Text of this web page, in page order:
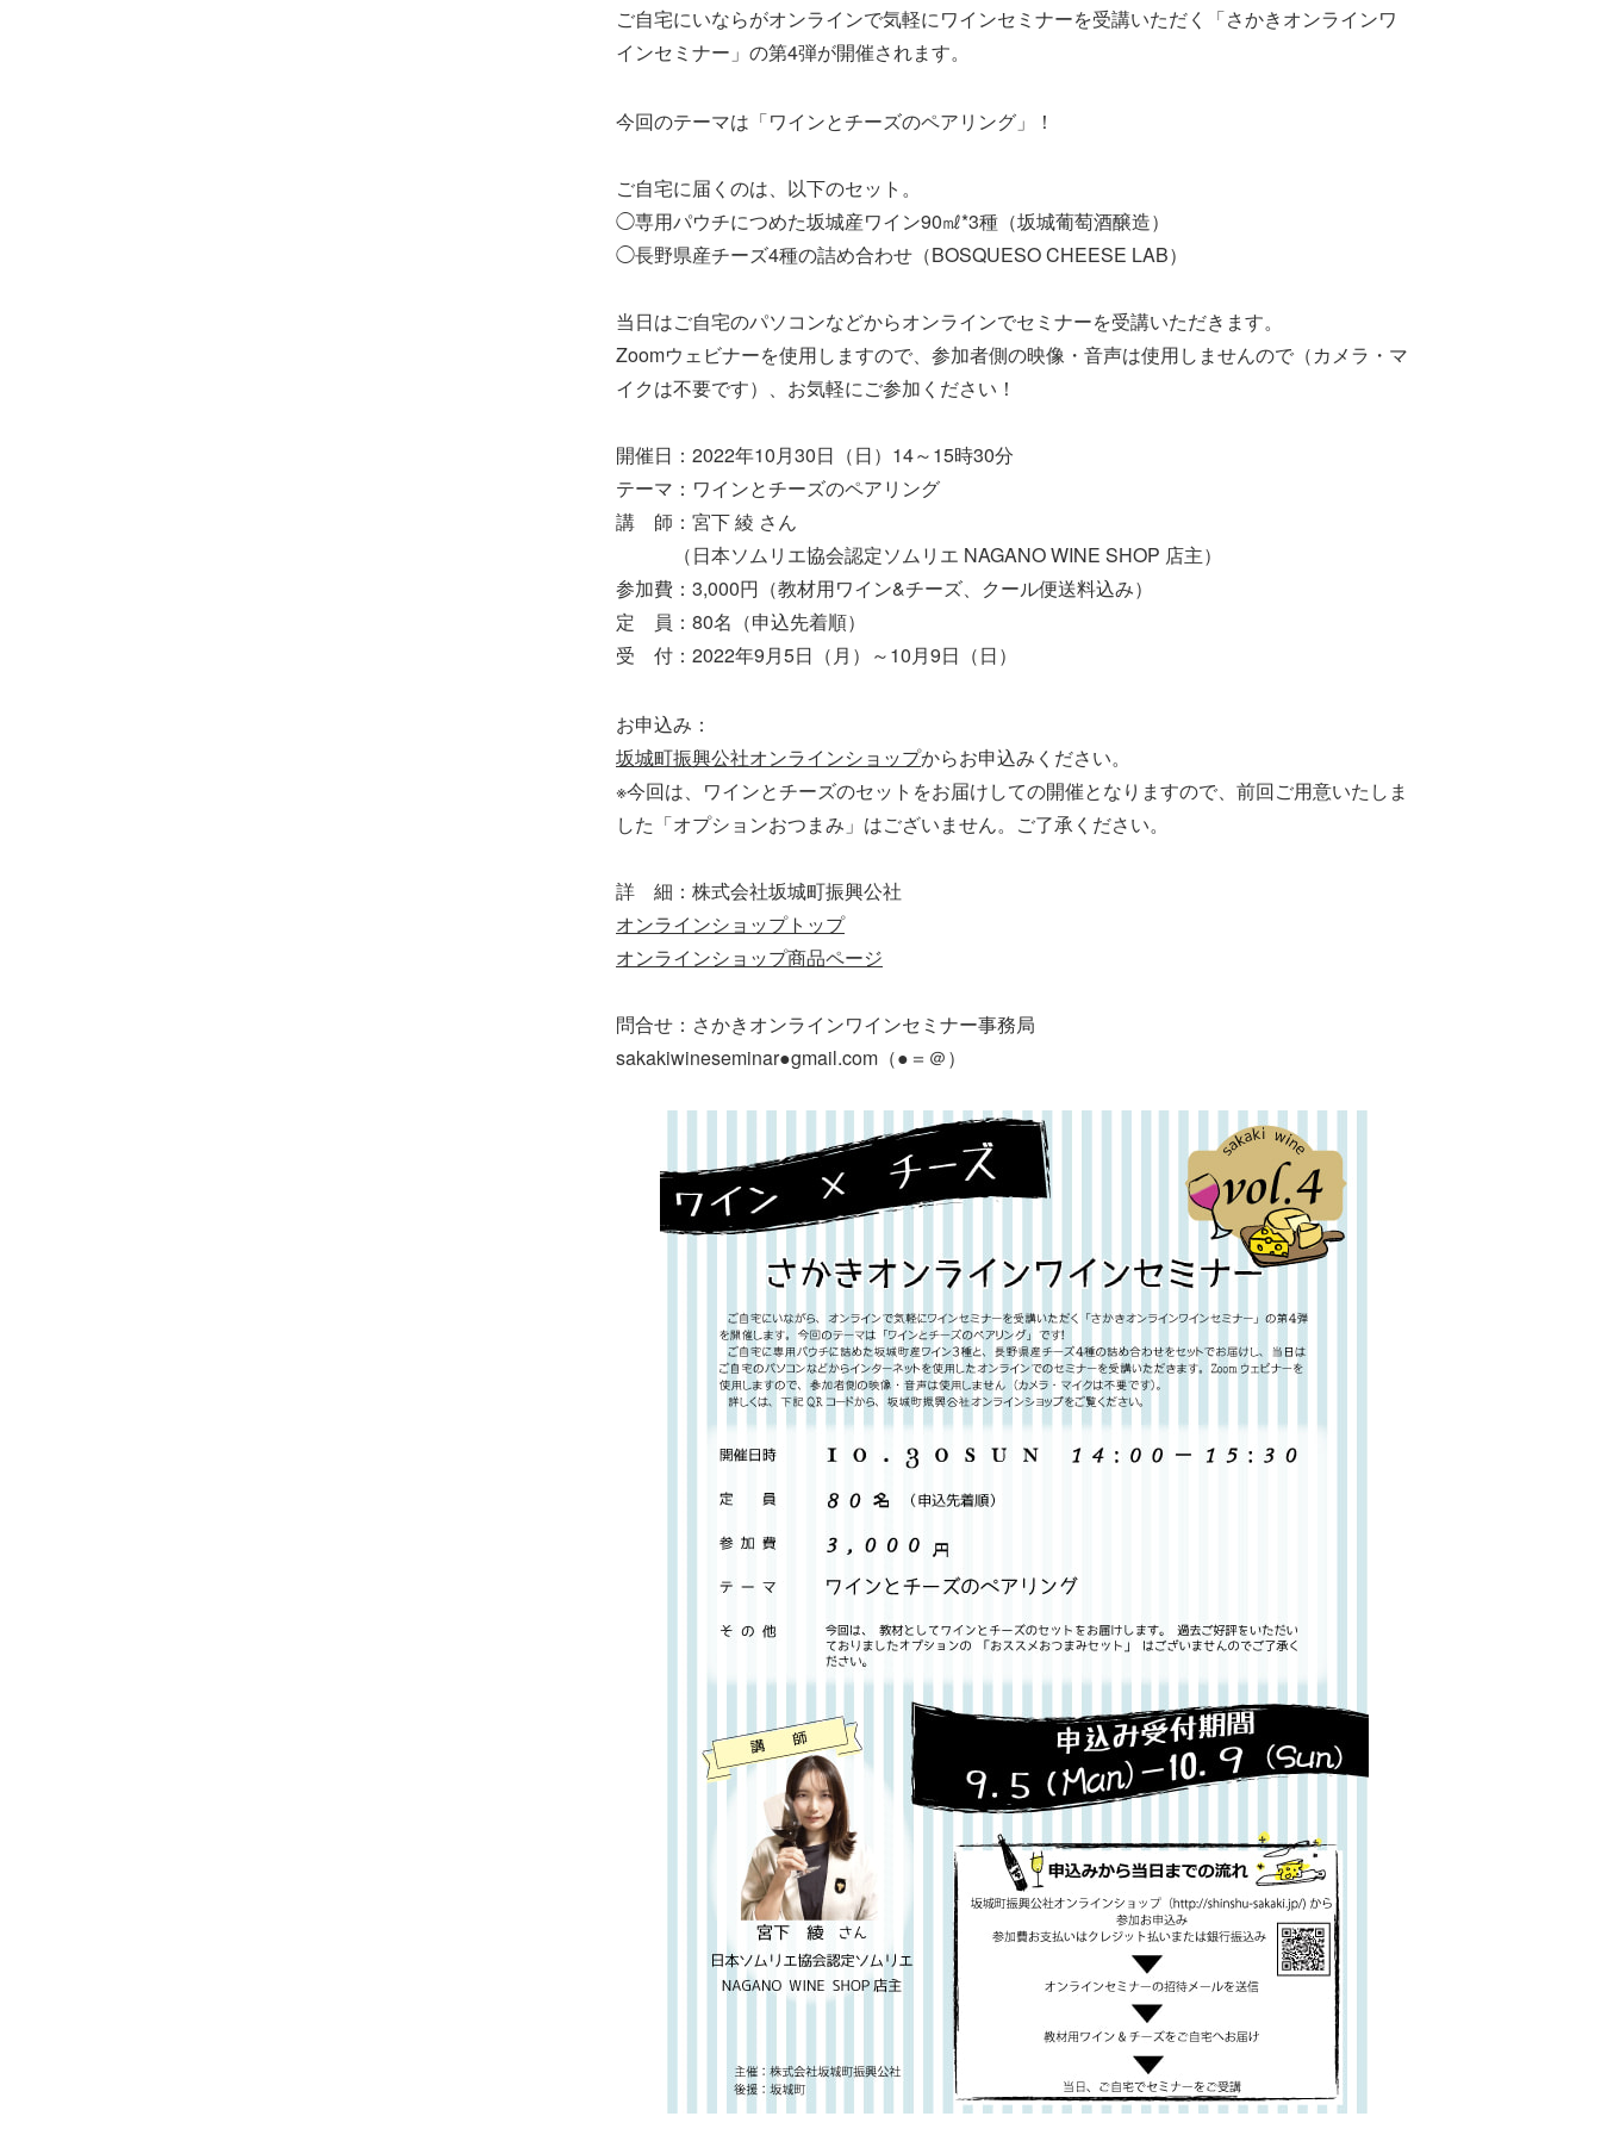
ご自宅にいならがオンラインで気軽にワインセミナーを受講いただく「さかきオンラインワ
インセミナー」の第4弾が開催されます。
今回のテーマは「ワインとチーズのペアリング」！
ご自宅に届くのは、以下のセット。
◯専用パウチにつめた坂城産ワイン90㎖*3種（坂城葡萄酒醸造）
◯長野県産チーズ4種の詰め合わせ（BOSQUESO CHEESE LAB）
当日はご自宅のパソコンなどからオンラインでセミナーを受講いただきます。
Zoomウェビナーを使用しますので、参加者側の映像・音声は使用しませんので（カメラ・マ
イクは不要です）、 お気軽にご参加ください！
開催日：2022年10月30日（日）14～15時30分
テーマ：ワインとチーズのペアリング
講 師：宮下 綾 さん
（日本ソムリエ協会認定ソムリエ NAGANO WINE SHOP 店主）
参加費：3,000円（教材用ワイン&チーズ、クール便送料込み）
定 員：80名（申込先着順）
受 付：2022年9月5日（月）～10月9日（日）
お申込み：
坂城町振興公社オンラインショップからお申込みください。
※今回は、ワインとチーズのセットをお届けしての開催となりますので、前回ご用意いたしま
した「オプションおつまみ」はございません。ご了承ください。
詳 細： 株式会社坂城町振興公社
オンラインショップトップ
オンラインショップ商品ページ
問合せ：さかきオンラインワインセミナー事務局
sakakiwineseminar●gmail.com（●＝＠）